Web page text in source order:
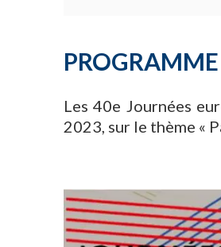
PROGRAMME
Les 40e Journées
2023, sur le thème «